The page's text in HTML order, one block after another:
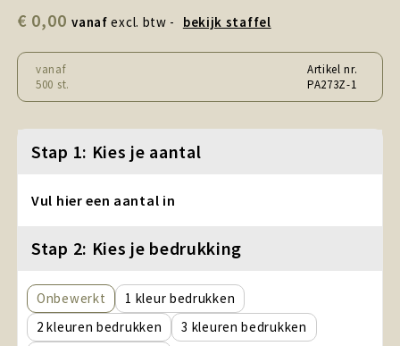
Sport, Spel en Speelgoed
Strand en Zomer
Technologie
€ 0,00 vanaf excl. btw - bekijk staffel
vanaf
500 st.
Artikel nr.
PA273Z-1
Stap 1: Kies je aantal
Vul hier een aantal in
Stap 2: Kies je bedrukking
Onbewerkt
1
2
3